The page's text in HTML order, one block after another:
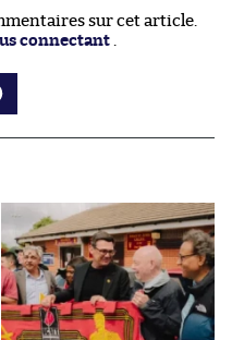
sur cet article.
connectant